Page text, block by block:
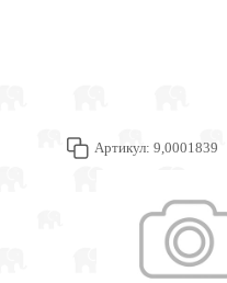
Артикул: 9,0001839